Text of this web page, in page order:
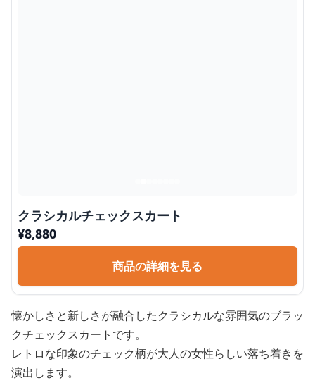
クラシカルチェックスカート
¥8,880
商品の詳細を見る
懐かしさと新しさが融合したクラシカルな雰囲気のブラッ
クチェックスカートです。
レトロな印象のチェック柄が大人の女性らしい落ち着きを
演出します。